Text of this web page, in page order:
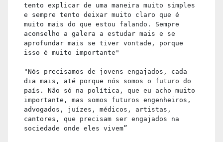
tento explicar de uma maneira muito simples
e sempre tento deixar muito claro que é
muito mais do que estou falando. Sempre
aconselho a galera a estudar mais e se
aprofundar mais se tiver vontade, porque
isso é muito importante"
"Nós precisamos de jovens engajados, cada
dia mais, até porque nós somos o futuro do
país. Não só na política, que eu acho muito
importante, mas somos futuros engenheiros,
advogados, juízes, médicos, artistas,
cantores, que precisam ser engajados na
sociedade onde eles vivem”